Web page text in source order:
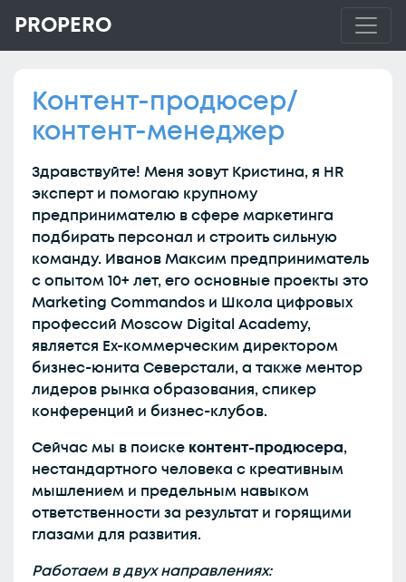
PROPERO
Контент-продюсер/
контент-менеджер
Здравствуйте! Меня зовут Кристина, я HR
эксперт и помогаю крупному
предпринимателю в сфере маркетинга
подбирать персонал и строить сильную
команду. Иванов Максим предприниматель
с опытом 10+ лет, его основные проекты это
Marketing Commandos и Школа цифровых
профессий Moscow Digital Academy,
является Ех-коммерческим директором
бизнес-юнита Северстали, а также ментор
лидеров рынка образования, спикер
конференций и бизнес-клубов.
Сейчас мы в поиске контент-продюсера,
нестандартного человека с креативным
мышлением и предельным навыком
ответственности за результат и горящими
глазами для развития.
Работаем в двух направлениях: